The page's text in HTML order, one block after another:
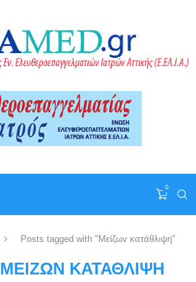
0
Posts tagged with "Μείζων κατάθλιψη"
ΜΕΊΖΩΝ ΚΑΤΆΘΛΙΨΗ